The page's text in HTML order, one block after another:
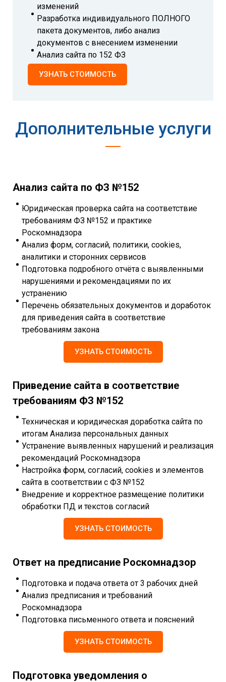
изменений
Разработка индивидуального ПОЛНОГО
пакета документов, либо анализ
документов с внесением изменении
Анализ сайта по 152 ФЗ
УЗНАТЬ СТОИМОСТЬ
Дополнительные услуги
Анализ сайта по ФЗ №152
Юридическая проверка сайта на соответствие
требованиям ФЗ №152 и практике
Роскомнадзора
Анализ форм, согласий, политики, cookies,
аналитики и сторонних сервисов
Подготовка подробного отчёта с выявленными
нарушениями и рекомендациями по их
устранению
Перечень обязательных документов и доработок
для приведения сайта в соответствие
требованиям закона
УЗНАТЬ СТОИМОСТЬ
Приведение сайта в соответствие
требованиям ФЗ №152
Техническая и юридическая доработка сайта по
итогам Анализа персональных данных
Устранение выявленных нарушений и реализация
рекомендаций Роскомнадзора
Настройка форм, согласий, cookies и элементов
сайта в соответствии с ФЗ №152
Внедрение и корректное размещение политики
обработки ПД и текстов согласий
УЗНАТЬ СТОИМОСТЬ
Ответ на предписание Роскомнадзор
Подготовка и подача ответа от 3 рабочих дней
Анализ предписания и требований
Роскомнадзора
Подготовка письменного ответа и пояснений
УЗНАТЬ СТОИМОСТЬ
Подготовка уведомления о